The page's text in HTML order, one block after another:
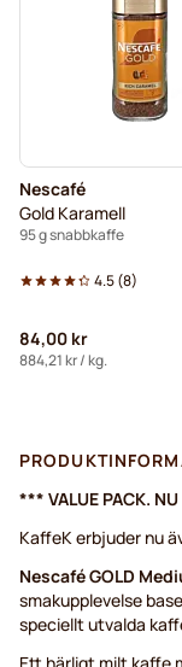
Nescafé
Gold Karamell
95 g snabbkaffe
4.5(8)
84,00 kr
884,21 kr/ kg.
*** VALUE PACK.
KaffeK erbjuder nu
Nescafé GOLD
smakupplevelse
speciellt utvalda